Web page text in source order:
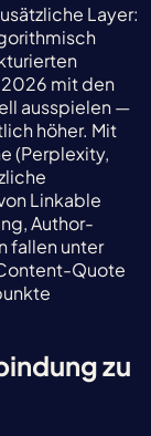
Layer:
mit den
ausspielen —
höher. Mit
(Perplexity,
Linkable
Author-
fallen unter
Quote
zu